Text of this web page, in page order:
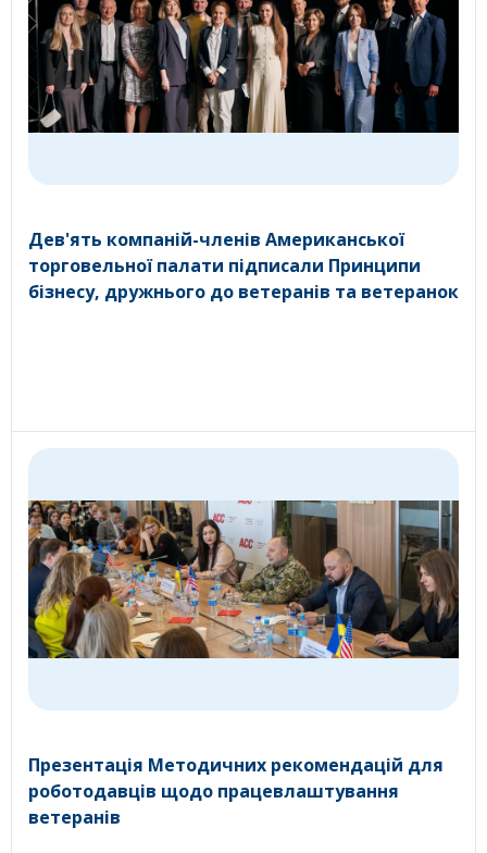
Дев'ять компаній-членів Американської
торговельної палати підписали Принципи
бізнесу, дружнього до ветеранів та ветеранок
Презентація Методичних рекомендацій для
роботодавців щодо працевлаштування
ветеранів